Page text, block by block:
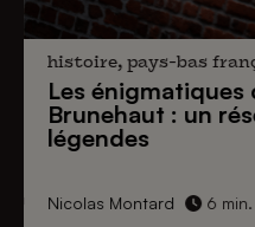
histoire, pays-bas
Les énigmatiques
Brunehaut : un
légendes
Nicolas Montard 6